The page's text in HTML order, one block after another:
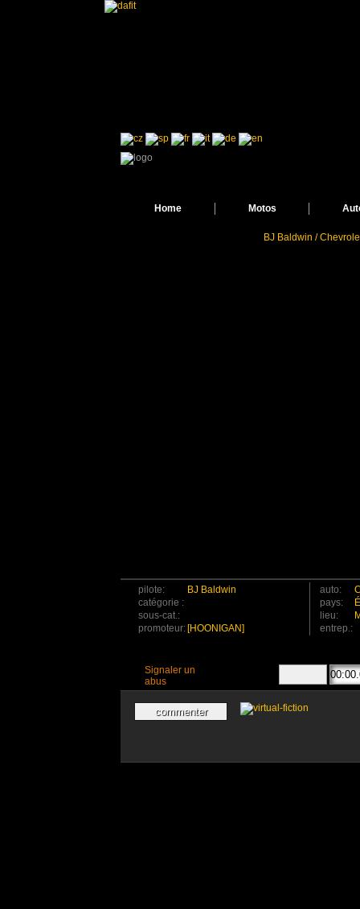
Home Motos
BJ Baldwin /
pilote:
BJ Baldwin
catégorie :
sous-cat.:
promoteur: [HOONIGAN]
auto:
pays:
lieu:
entrep.:
Signaler un
abus
commenter